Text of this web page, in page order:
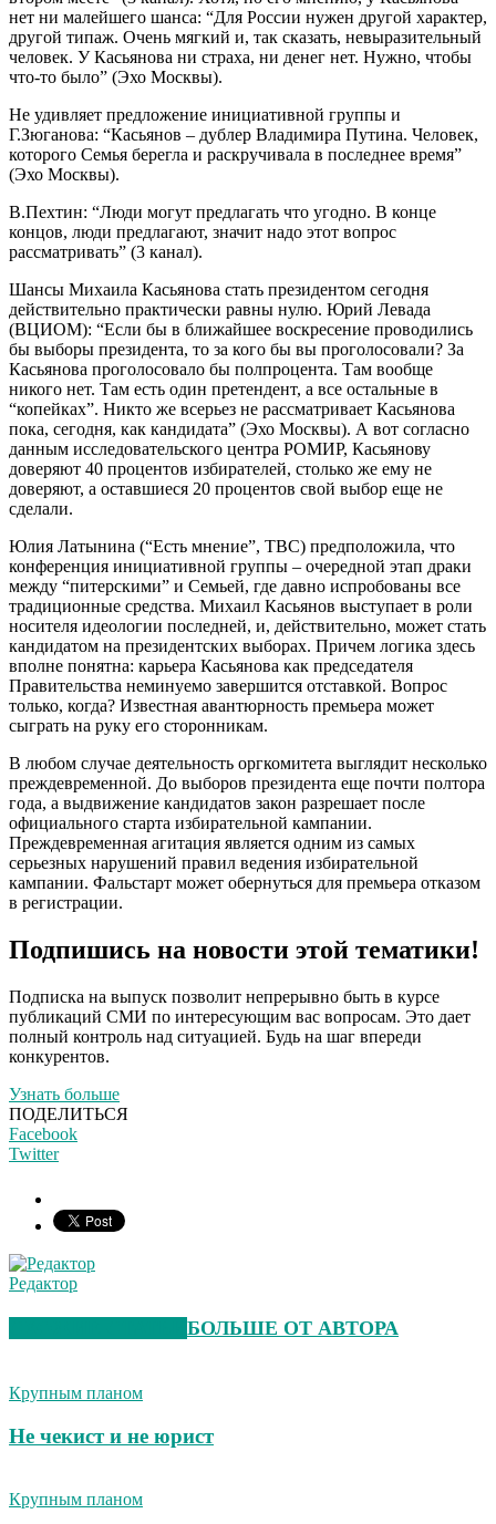
нет ни малейшего шанса: “Для России нужен другой характер,
другой типаж. Очень мягкий и, так сказать, невыразительный
человек. У Касьянова ни страха, ни денег нет. Нужно, чтобы
что-то было” (Эхо Москвы).
Не удивляет предложение инициативной группы и
Г.Зюганова: “Касьянов – дублер Владимира Путина. Человек,
которого Семья берегла и раскручивала в последнее время”
(Эхо Москвы).
В.Пехтин: “Люди могут предлагать что угодно. В конце
концов, люди предлагают, значит надо этот вопрос
рассматривать” (3 канал).
Шансы Михаила Касьянова стать президентом сегодня
действительно практически равны нулю. Юрий Левада
(ВЦИОМ): “Если бы в ближайшее воскресение проводились
бы выборы президента, то за кого бы вы проголосовали? За
Касьянова проголосовало бы полпроцента. Там вообще
никого нет. Там есть один претендент, а все остальные в
“копейках”. Никто же всерьез не рассматривает Касьянова
пока, сегодня, как кандидата” (Эхо Москвы). А вот согласно
данным исследовательского центра РОМИР, Касьянову
доверяют 40 процентов избирателей, столько же ему не
доверяют, а оставшиеся 20 процентов свой выбор еще не
сделали.
Юлия Латынина (“Есть мнение”, ТВС) предположила, что
конференция инициативной группы – очередной этап драки
между “питерскими” и Семьей, где давно испробованы все
традиционные средства. Михаил Касьянов выступает в роли
носителя идеологии последней, и, действительно, может стать
кандидатом на президентских выборах. Причем логика здесь
вполне понятна: карьера Касьянова как председателя
Правительства неминуемо завершится отставкой. Вопрос
только, когда? Известная авантюрность премьера может
сыграть на руку его сторонникам.
В любом случае деятельность оргкомитета выглядит несколько
преждевременной. До выборов президента еще почти полтора
года, а выдвижение кандидатов закон разрешает после
официального старта избирательной кампании.
Преждевременная агитация является одним из самых
серьезных нарушений правил ведения избирательной
кампании. Фальстарт может обернуться для премьера отказом
в регистрации.
Подпишись на новости этой тематики!
Подписка на выпуск позволит непрерывно быть в курсе
публикаций СМИ по интересующим вас вопросам. Это дает
полный контроль над ситуацией. Будь на шаг впереди
конкурентов.
Узнать больше
ПОДЕЛИТЬСЯ
Facebook
Twitter
Редактор
БОЛЬШЕ ОТ АВТОРА
Крупным планом
Не чекист и не юрист
Крупным планом